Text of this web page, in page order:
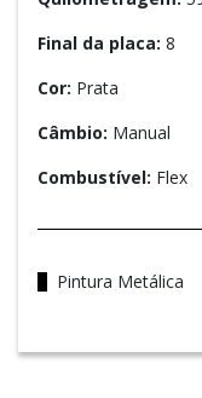
Final da placa: 8
Cor: Prata
Câmbio: Manual
Combustível: Flex
Pintura Metálica